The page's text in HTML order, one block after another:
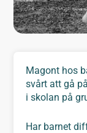
Magont hos
svårt att gå
i skolan på
Har barnet